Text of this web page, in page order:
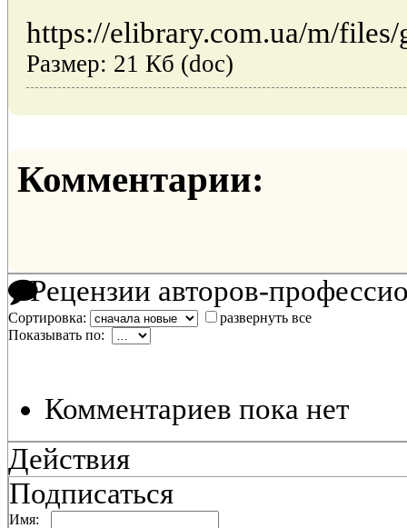
https://elibrary.com.ua/m/
Размер: 21 Кб (doc)
Комментарии:
Рецензии авторов-
Сортировка:
развернуть все
Показывать по:
Комментариев пока нет
Действия
Подписаться
Имя: